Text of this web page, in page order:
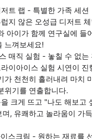
트 랩 - 특별한 가족 세션
지 않은 오성급 디저트
아이가 함께 연구실에 들
느껴보세요!
매직 실험 - 놓칠 수 없는
이아이스 실험 시연이 진
가 천천히 흘러내려 마치
위기를 연출합니다.
크게 뜨고 "나도 해보고
며, 유쾌하고 놀라움이 가
스크림 - 원하는 재료를